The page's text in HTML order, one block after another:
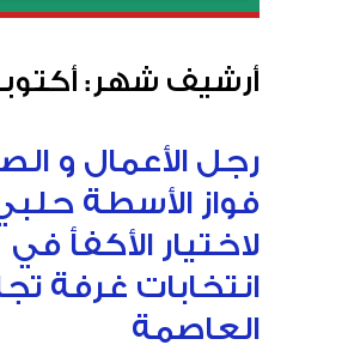
أرشيف شهر: أكتوبر
رجل الأعمال و
فواز الأسطة
لاختيار الأكفأ في
انتخابات غرفة
العاصمة